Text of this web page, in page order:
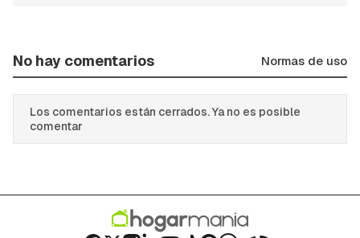
No hay comentarios Normas de uso
Los comentarios están cerrados. Ya no es posible
comentar